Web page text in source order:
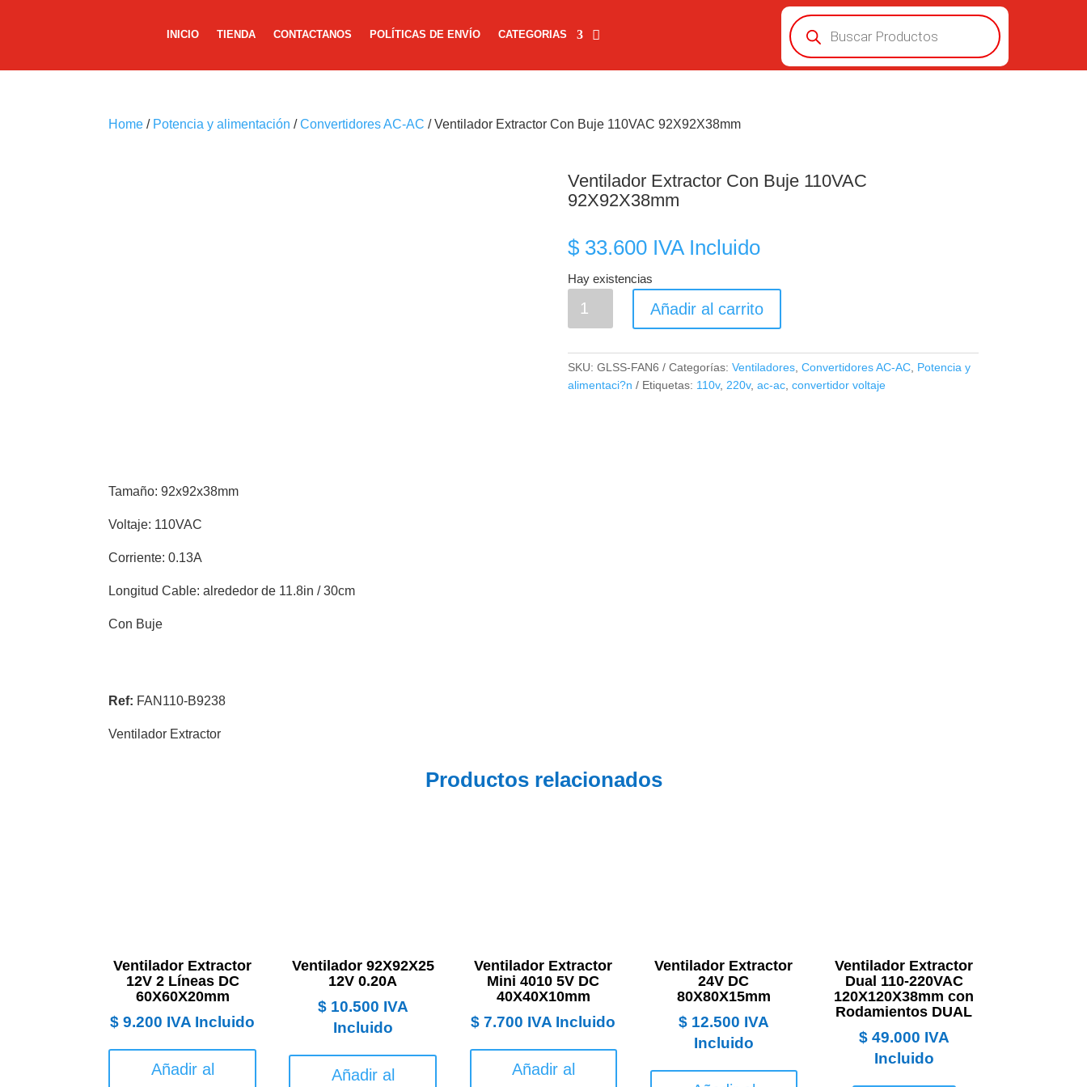
INICIO TIENDA CONTACTANOS POLÍTICAS DE ENVÍO CATEGORIAS
Búsqueda
de
productos
Home / Potencia y alimentación /Convertidores AC-AC / Ventilador Extractor Con Buje 110VAC 92X92X38mm
Ventilador Extractor Con Buje 110VAC
92X92X38mm
$33.600 IVA Incluido
Hay existencias
Extractor
110VAC
Añadir al carrito
SKU: GLSS-FAN6 Categorías: Ventiladores, Convertidores AC-AC, Potencia y
alimentaci?n
Etiquetas: 110v, 220v, ac-ac, convertidor voltaje
Tamaño: 92x92x38mm
Voltaje: 110VAC
Corriente: 0.13A
Longitud Cable: alrededor de 11.8in / 30cm
Con Buje
Ref: FAN110-B9238
Ventilador Extractor
Productos relacionados
Ventilador Extractor
12V 2 Líneas DC
60X60X20mm
$ 9.200 IVA Incluido
Añadir al
Ventilador 92X92X25
12V 0.20A
$10.500 IVA
Incluido
Añadir al
Ventilador Extractor
Mini 4010 5V DC
40X40X10mm
$ 7.700 IVA Incluido
Añadir al
Ventilador Extractor
24V DC
80X80X15mm
$12.500 IVA
Incluido
Ventilador Extractor
Dual 110-220VAC
120X120X38mm con
Rodamientos DUAL
$49.000 IVA
Incluido